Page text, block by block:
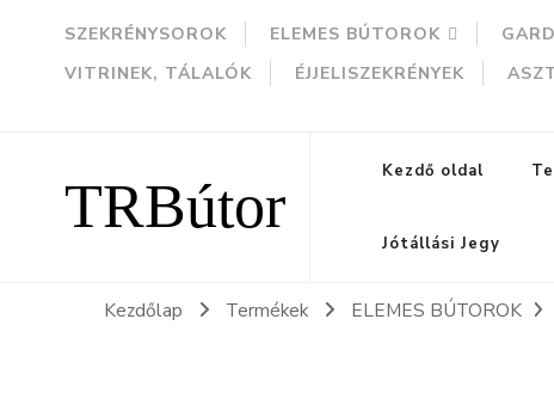
SZEKRÉNYSOROK ELEMES BÚTOROK
VITRINEK, TÁLALÓK
ÉJJELISZEKRÉNYEK
TRBútor Kezdő oldal
Jótállási Jegy
Kezdőlap Termékek ELEMES BÚTOROK